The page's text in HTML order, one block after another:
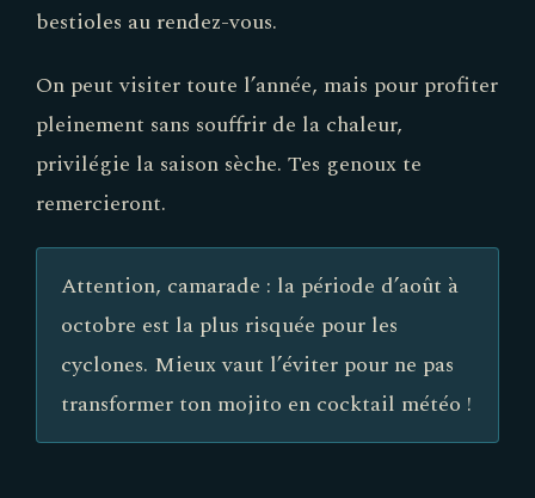
bestioles au rendez-vous.
On peut visiter toute l’année, mais pour profiter
pleinement sans souffrir de la chaleur,
privilégie la saison sèche. Tes genoux te
remercieront.
Attention, camarade : la période d’août à
octobre est la plus risquée pour les
cyclones. Mieux vaut l’éviter pour ne pas
transformer ton mojito en cocktail météo !